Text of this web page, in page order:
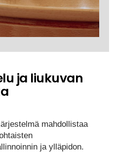
ja liukuvan
mahdollistaa
ja ylläpidon.